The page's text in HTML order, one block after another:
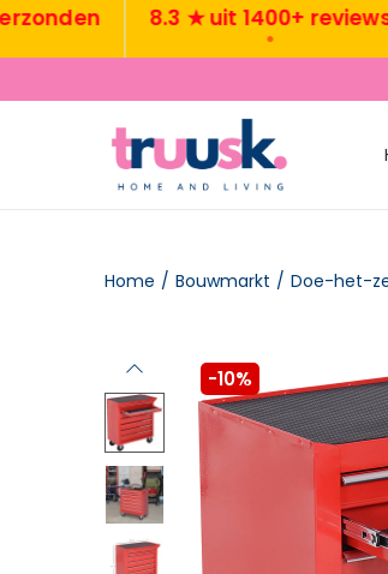
8.3 ★ uit 1400+ reviews
Home / Bouwmarkt / Doe-het-
-10%